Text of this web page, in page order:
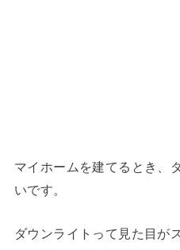
マイホームを建てるとき、
いです。
ダウンライトって見た目が